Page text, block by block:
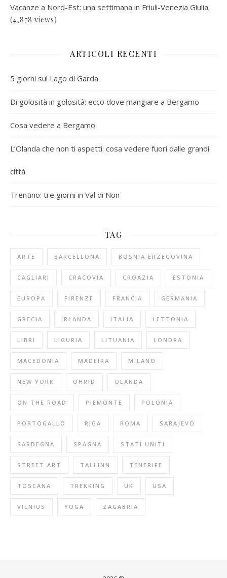
Vacanze a Nord-Est: una settimana in Friuli-Venezia Giulia
(4,878 views)
ARTICOLI RECENTI
5 giorni sul Lago di Garda
Di golosità in golosità: ecco dove mangiare a Bergamo
Cosa vedere a Bergamo
L’Olanda che non ti aspetti: cosa vedere fuori dalle grandi
città
Trentino: tre giorni in Val di Non
TAG
ARTE BARCELLONA BOSNIA ERZEGOVINA
CAGLIARI CRACOVIA CROAZIA ESTONIA
EUROPA FIRENZE FRANCIA GERMANIA
GRECIA IRLANDA ITALIA LETTONIA
LIBRI LIGURIA LITUANIA LONDRA
MACEDONIA MADEIRA MILANO
NEW YORK OHRID OLANDA
ON THE ROAD PIEMONTE POLONIA
PORTOGALLO RIGA ROMA SARAJEVO
SARDEGNA SPAGNA STATI UNITI
STREET ART TALLINN TENERIFE
TOSCANA TREKKING UK USA
VILNIUS YOGA ZAGABRIA